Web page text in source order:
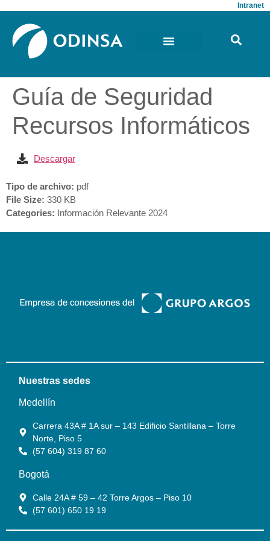
Intranet
Guía de Seguridad
Recursos Informáticos
Descargar
Tipo de archivo: pdf
File Size: 330 KB
Categories: Información Relevante 2024
Nuestras sedes
Medellín
Carrera 43A # 1A sur – 143 Edificio Santillana – Torre
Norte, Piso 5
(57 604) 319 87 60
Bogotá
Calle 24A # 59 – 42 Torre Argos – Piso 10
(57 601) 650 19 19